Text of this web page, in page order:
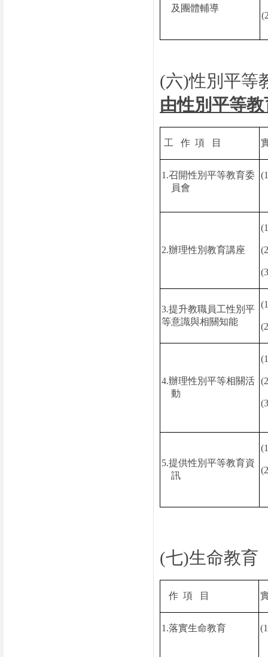
及團體輔導
(六)性別平等
由性別平等
工 作 項 目
1.召開性別平等教育委
員會
2.辦理性別教育講座
3.提升教職員工性別平
等意識與相關知能
4.辦理性別平等相關活
動
5.提供性別平等教育資
訊
(七)生命教育
作 項 目
1.落實生命教育